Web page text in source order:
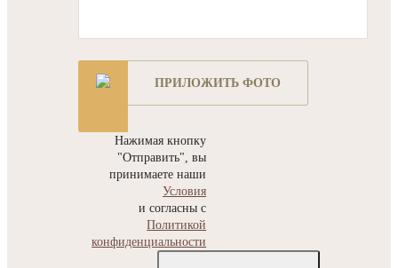
ПРИЛОЖИТЬ ФОТО
Нажимая кнопку
"Отправить", вы
принимаете наши
Условия
и согласны с
Политикой
конфиденциальности